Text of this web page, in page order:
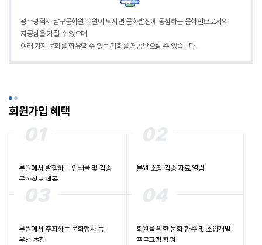
광주광역시 남구문화원 회원이 되시면 문화발전에 동참하는 문화인으로서의
자긍심을 가질 수 있으며
여러 가지 문화를 향유할 수 있는 기회를 제공받으실 수 있습니다.
회원가입 혜택
본원에서 발행하는 인쇄물 및 각종
문화정보 제공
본원 소장 각종 자료 열람
본원에서 주최하는 문화행사 등
우선 초청
회원을 위한 문화 향수 및 소양개발
프로그램 참여